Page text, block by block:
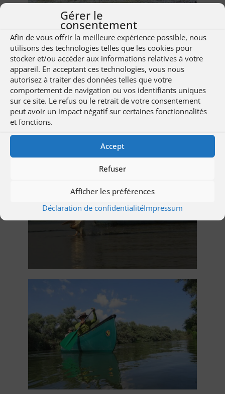
Gérer le
consentement
Afin de vous offrir la meilleure expérience possible, nous
utilisons des technologies telles que les cookies pour
stocker et/ou accéder aux informations relatives à votre
appareil. En acceptant ces technologies, vous nous
autorisez à traiter des données telles que votre
comportement de navigation ou vos identifiants uniques
sur ce site. Le refus ou le retrait de votre consentement
peut avoir un impact négatif sur certaines fonctionnalités
et fonctions.
Accept
Refuser
Afficher les préférences
Déclaration de confidentialitéImpressum
:: Jour 3 : excursion photo à Padurea Letea, départ à 9h00
après le petit-déjeuner. Séance photo de 5 à 6 heures. Dîner
sur l’une des terrasses situées sur la falaise de Sulina.
:: Jour 4 : petit-déjeuner et adieu au delta du Danube. Transfert
en bateau rapide Sulina – Tulcea, départ à 10h00. À bientôt
pour une nouvelle perspective !
:: Excursions avec guide touristique anglophone